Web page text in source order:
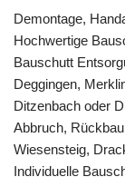
Demontage,
Hochwertige
Bauschutt
Deggingen,
Ditzenbach oder
Abbruch,
Wiesensteig,
Individuelle